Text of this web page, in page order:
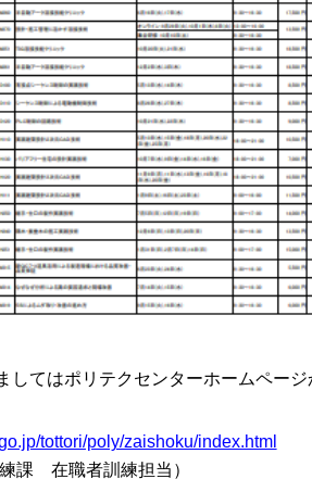
てはポリテクセンターホームページ
tottori/poly/zaishoku/index.html
在職者訓練担当）